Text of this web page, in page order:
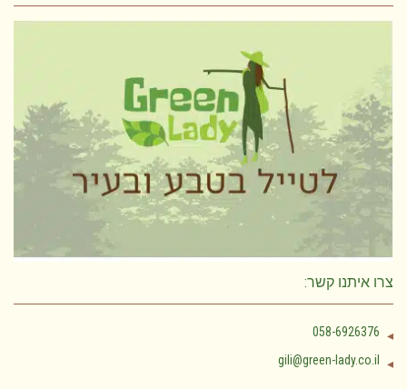
צרו איתנו קשר:
058-6926376
gili@green-lady.co.il